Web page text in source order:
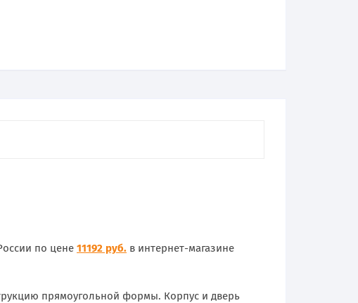
по цене 11192 руб. в интернет-магазине
прямоугольной формы. Корпус и дверь